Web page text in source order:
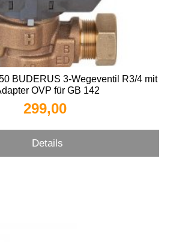
BUDERUS 3-Wegeventil R3/4 mit
OVP für GB 142
299,00 
Details